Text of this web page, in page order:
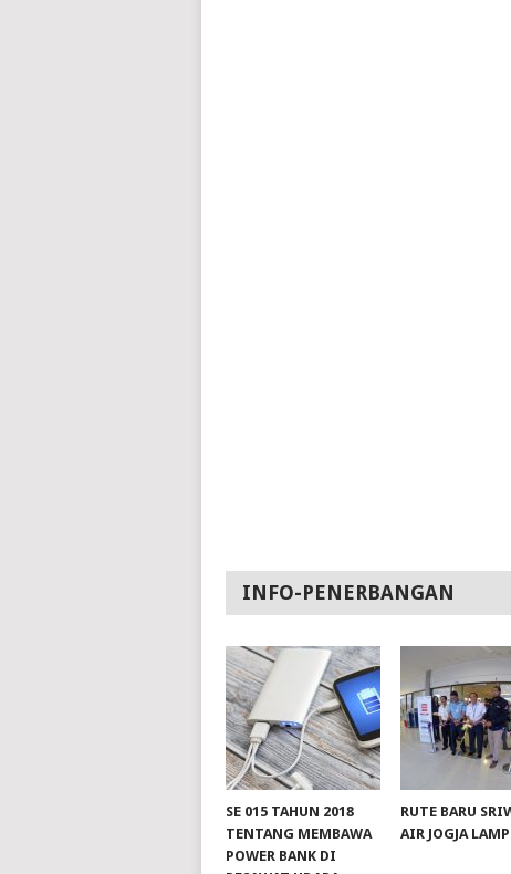
INFO-PENERBANGAN
SE 015 TAHUN 2018
TENTANG MEMBAWA
POWER BANK DI
RUTE BARU
AIR JOGJA